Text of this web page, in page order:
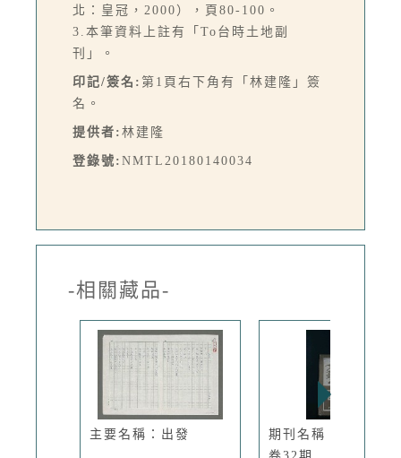
北：皇冠，2000），頁80-100。
3.本筆資料上註有「To台時土地副
刊」。
印記/簽名: 第1頁右下角有「林建隆」簽
名。
提供者: 林建隆
登錄號: NMTL20180140034
-相關藏品-
主要名稱：出發
期刊名稱：台灣文藝